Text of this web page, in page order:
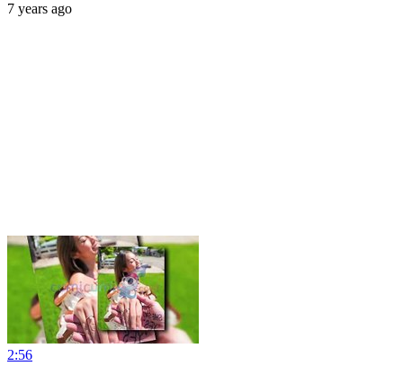
7 years ago
2:56